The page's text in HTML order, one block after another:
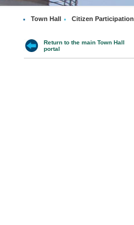
Town Hall Citizen Participation
Return to the main Town Hall
portal